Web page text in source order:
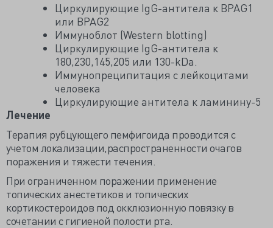
Циркулирующие IgG-антитела к BPAG1
или BPAG2
Иммуноблот (Western blotting)
Циркулирующие IgG-антитела к
180,230,145,205 или 130-kDa.
Иммунопреципитация с лейкоцитами
человека
Циркулирующие антитела к ламинину-5
Лечение
Терапия рубцующего пемфигоида проводится с
учетом локализации,распространенности очагов
поражения и тяжести течения.
При ограниченном поражении применение
топических анестетиков и топических
кортикостероидов под окклюзионную повязку в
сочетании с гигиеной полости рта.